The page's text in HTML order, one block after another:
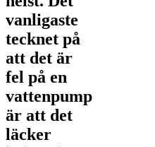
vanligaste
tecknet på
att det är
fel på en
vattenpump
är att det
läcker